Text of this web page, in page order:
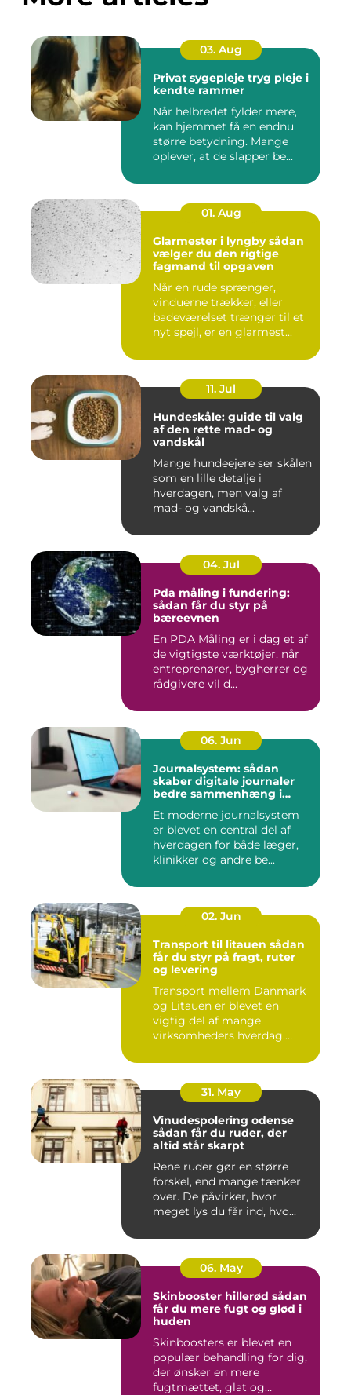
03. Aug
Privat sygepleje tryg pleje i
kendte rammer
Når helbredet fylder mere,
kan hjemmet få en endnu
større betydning. Mange
oplever, at de slapper be...
01. Aug
Glarmester i lyngby sådan
vælger du den rigtige
fagmand til opgaven
Når en rude sprænger,
vinduerne trækker, eller
badeværelset trænger til et
nyt spejl, er en glarmest...
11. Jul
Hundeskåle: guide til valg
af den rette mad- og
vandskål
Mange hundeejere ser skålen
som en lille detalje i
hverdagen, men valg af
mad- og vandskå...
04. Jul
Pda måling i fundering:
sådan får du styr på
bæreevnen
En PDA Måling er i dag et af
de vigtigste værktøjer, når
entreprenører, bygherrer og
rådgivere vil d...
06. Jun
Journalsystem: sådan
skaber digitale journaler
bedre sammenhæng i
Et moderne journalsystem
er blevet en central del af
hverdagen for både læger,
klinikker og andre be...
02. Jun
Transport til litauen sådan
får du styr på fragt, ruter
og levering
Transport mellem Danmark
og Litauen er blevet en
vigtig del af mange
virksomheders hverdag.
31. May
Vinudespolering odense
sådan får du ruder, der
altid står skarpt
Rene ruder gør en større
forskel, end mange tænker
over. De påvirker, hvor
meget lys du får ind, hvo...
06. May
Skinbooster hillerød sådan
får du mere fugt og glød i
huden
Skinboosters er blevet en
populær behandling for dig,
der ønsker en mere
fugtmættet, glat og